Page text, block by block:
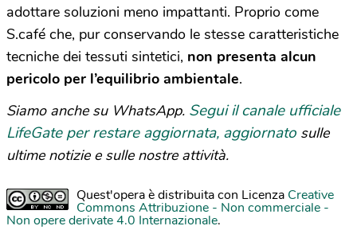
adottare soluzioni meno impattanti. Proprio come
S.café che, pur conservando le stesse caratteristiche
tecniche dei tessuti sintetici, non presenta alcun
pericolo per l’equilibrio ambientale.
Siamo anche su WhatsApp. Segui il canale ufficiale
LifeGate per restare aggiornata, aggiornato sulle
ultime notizie e sulle nostre attività.
Quest'opera è distribuita con Licenza Creative
Commons Attribuzione - Non commerciale -
Non opere derivate 4.0 Internazionale.